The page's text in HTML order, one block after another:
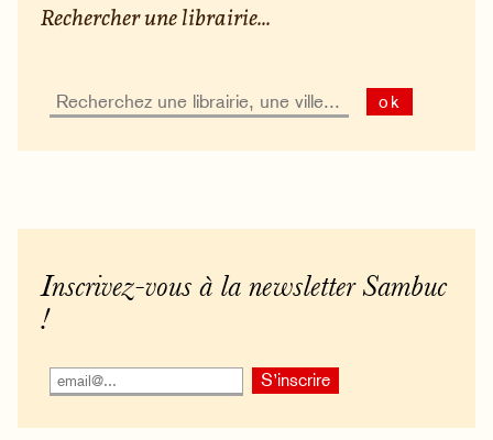
Rechercher une librairie...
ok
Inscrivez-vous à la newsletter Sambuc
!